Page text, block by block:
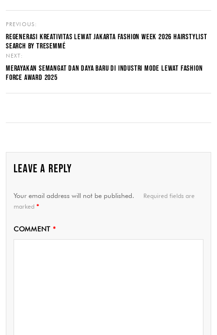
PREVIOUS:
REGENERASI KREATIVITAS LEWAT JAKARTA FASHION WEEK 2026 HAIRSTYLIST
SEARCH BY TRESEMMÉ
NEXT:
MERAYAKAN SEMANGAT DAN DAYA BARU DI INDUSTRI MODE LEWAT FASHION
FORCE AWARD 2025
LEAVE A REPLY
Your email address will not be published.
Required fields are
marked *
COMMENT *